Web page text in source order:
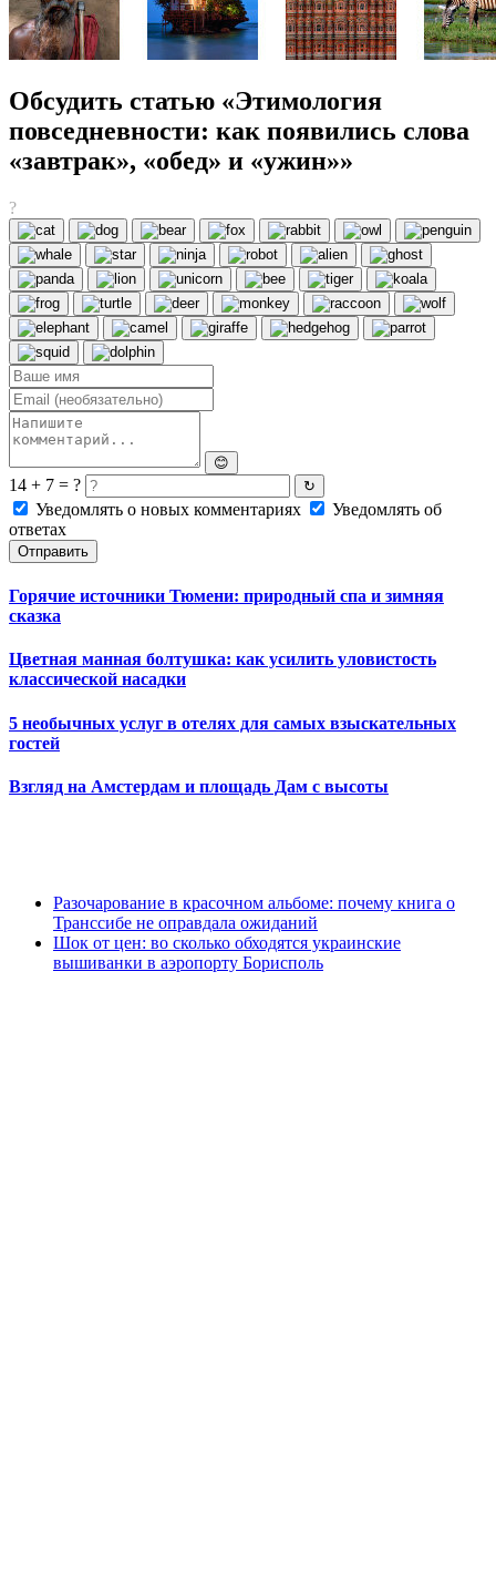
Обсудить статью «Этимология
повседневности: как появились слова
«завтрак», «обед» и «ужин»»
?
😊
14 + 7 = ? ↻
Уведомлять о новых комментариях
Уведомлять об
ответах
Отправить
Горячие источники Тюмени: природный спа и зимняя
сказка
Цветная манная болтушка: как усилить уловистость
классической насадки
5 необычных услуг в отелях для самых взыскательных
гостей
Взгляд на Амстердам и площадь Дам с высоты
Разочарование в красочном альбоме: почему книга о
Транссибе не оправдала ожиданий
Шок от цен: во сколько обходятся украинские
вышиванки в аэропорту Борисполь